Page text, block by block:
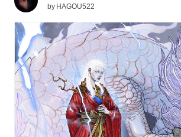
by HAGOU522